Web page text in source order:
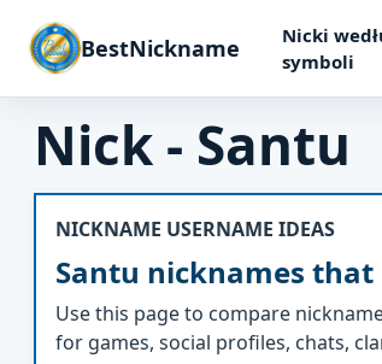
BestNickname
Nicki
symboli
Nick - Santu
NICKNAME USERNAME IDEAS
Santu nicknames that
Use this page to compare
for games, social profiles, chats,